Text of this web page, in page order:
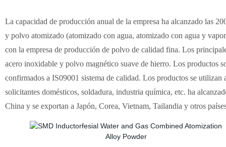
La capacidad de producción anual de la empresa ha alcanzado las
y polvo atomizado (atomizado con agua, atomizado con agua y
con la empresa de producción de polvo de calidad fina. Los
acero inoxidable y polvo magnético suave de hierro. Los productos
confirmados a IS09001 sistema de calidad. Los productos se
solicitantes domésticos, soldadura, industria química, etc. ha
China y se exportan a Japón, Corea, Vietnam, Tailandia y otros